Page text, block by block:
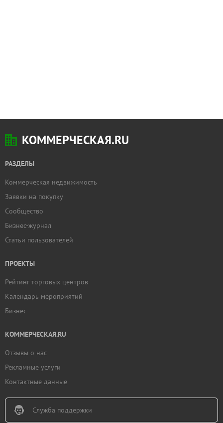
КОММЕРЧЕСКАЯ.RU
РАЗДЕЛЫ
Коммерческая недвижимость
Заявки на покупку
Сообщество
Бизнес-журнал
Статьи пользователей
ПРОЕКТЫ
Рейтинг торговых центров
Календарь мероприятий
Бизнес
КОММЕРЧЕСКАЯ.RU
Отзывы о нас
Рекламные услуги
Контактные данные
Служба поддержки